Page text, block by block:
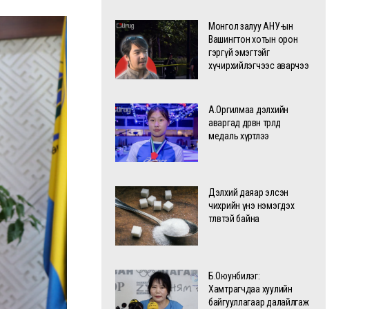
Монгол залуу АНУ-ын
Вашингтон хотын орон
гэргүй эмэгтэйг
хүчирхийлэгчээс аварчээ
А.Оргилмаа дэлхийн
аваргад дөрвөн төрөлд
медаль хүртлээ
Дэлхий даяар элсэн
чихрийн үнэ нэмэгдэх
төлөвтэй байна
Б.Оюунбилэг:
Хамтрагчдаа хуулийн
байгууллагаар далайлгаж